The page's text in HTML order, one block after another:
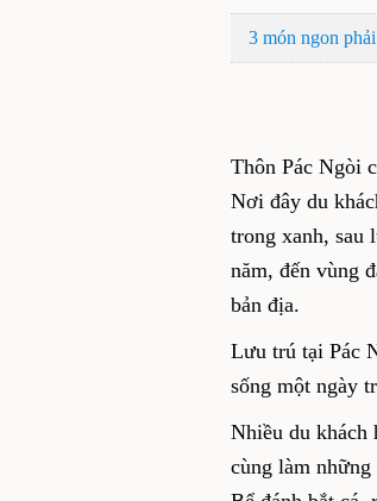
3 món ngon
Thôn Pác Ngòi
Nơi đây du
trong xanh, sau
năm, đến vùng
bản địa.
Lưu trú tại Pác
sống một ngày
Nhiều du khách
cùng làm